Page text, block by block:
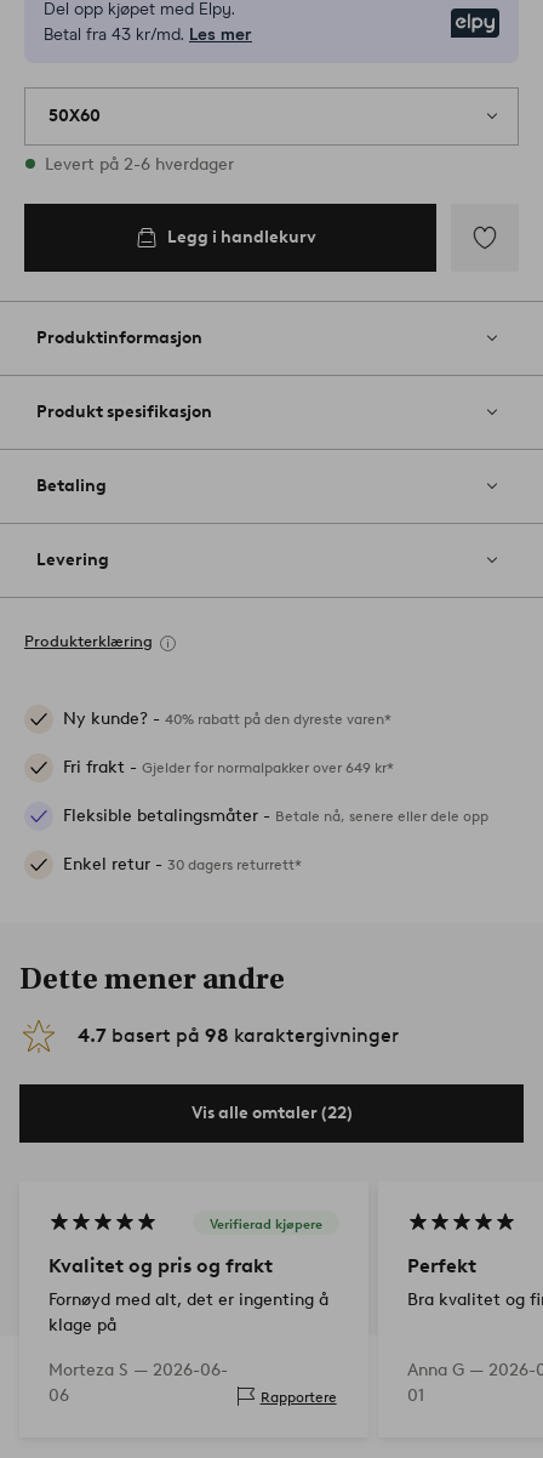
Del opp kjøpet med Elpy.
Betal fra 43 kr/md. Les mer
50X60
På lager
Levert på 2-6 hverdager
Legg i handlekurv
til
Produktinformasjon
Produkt spesifikasjon
Betaling
Levering
Produkterklæring
Ny kunde? - 40% rabatt på den dyreste varen*
Fri frakt - Gjelder for normalpakker over 649 kr*
Fleksible betalingsmåter - Betale nå, senere eller dele opp
Enkel retur - 30 dagers returrett*
Dette mener andre
4.7 basert på 98 karaktergivninger
Vis alle omtaler (22)
Verifierad kjøpere
Kvalitet og pris og frakt
Fornøyd med alt, det er ingenting å
klage på
Morteza S — 2026-06-
06
Rapportere
Perfekt
Bra kvalitet og
Anna G — 2026-
01